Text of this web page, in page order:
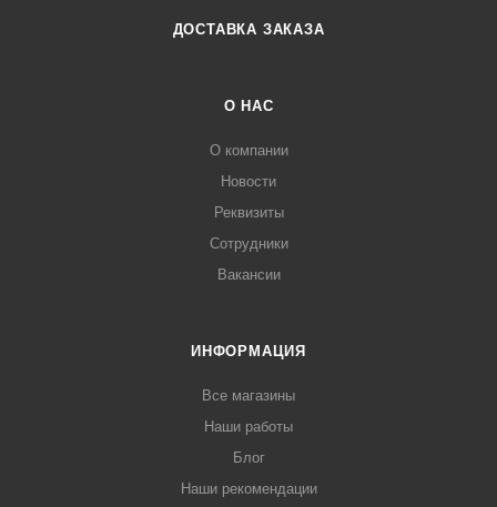
ДОСТАВКА ЗАКАЗА
О НАС
О компании
Новости
Реквизиты
Сотрудники
Вакансии
ИНФОРМАЦИЯ
Все магазины
Наши работы
Блог
Наши рекомендации